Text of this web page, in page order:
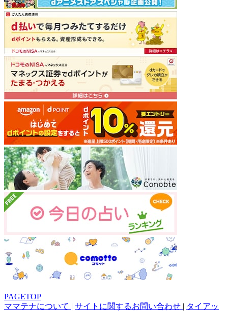
PAGETOP
ママテナについて | サイトに関するお問い合わせ | タイアッ